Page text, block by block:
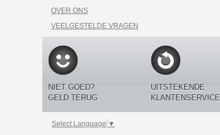
OVER ONS
VEELGESTELDE VRAGEN
NIET GOED?
GELD TERUG
UITSTEKENDE
KLANTENSERVICE
Select Language ▼